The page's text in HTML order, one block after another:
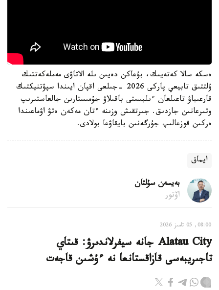
ەسكە سالا كەتەيىك، بۇعاكن دەيىن ىلە الاتاۋى مەملەكەتتىك
ۇلتتىق تابيعي پاركى 2026 -جىلعى اقپان ايىندا سپۋتنيكتىك
قارعىباۋ تاعىلعان ءىلبىستى باقىلاۋ جۇمىستارىن جالعاستىرىپ
وتىرعانىن جازدىق. جىرتقىش وزىنە ءتان مەكەن ەتۋ اۋماعىندا
ەركىن قوزعالىپ جۇرگەنىن بايقاۋعا بولادى.
ايماق
بەيسەن سۇلتان
اۆتور
08:00, 05 تامىز 2026
Alatau City جانە سيفرلاندىرۋ: قىتاي
تاجىريبەسى قازاقستانعا نە ءۇشىن قاجەت